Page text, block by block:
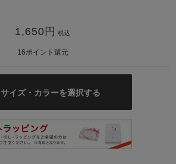
1,650 円 税込
16ポイント還元
サイズ・カラーを選択する